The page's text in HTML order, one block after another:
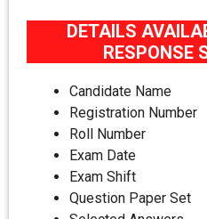
DETAILS
RESPONSE
Candidate Name
Registration Number
Roll Number
Exam Date
Exam Shift
Question Paper Set